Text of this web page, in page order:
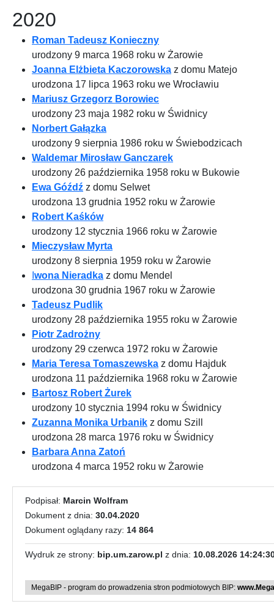
2020
Roman Tadeusz Konieczny
urodzony 9 marca 1968 roku w Żarowie
Joanna Elżbieta Kaczorowska z domu Matejo
urodzona 17 lipca 1963 roku we Wrocławiu
Mariusz Grzegorz Borowiec
urodzony 23 maja 1982 roku w Świdnicy
Norbert Gałązka
urodzony 9 sierpnia 1986 roku w Świebodzicach
Waldemar Mirosław Ganczarek
urodzony 26 października 1958 roku w Bukowie
Ewa Góźdź z domu Selwet
urodzona 13 grudnia 1952 roku w Żarowie
Robert Kaśków
urodzony 12 stycznia 1966 roku w Żarowie
Mieczysław Myrta
urodzony 8 sierpnia 1959 roku w Żarowie
wona Nieradka z domu Mendel
urodzona 30 grudnia 1967 roku w Żarowie
Tadeusz Pudlik
urodzony 28 października 1955 roku w Żarowie
Piotr Zadrożny
urodzony 29 czerwca 1972 roku w Żarowie
Maria Teresa Tomaszewska z domu Hajduk
urodzona 11 października 1968 roku w Żarowie
Bartosz Robert Żurek
urodzony 10 stycznia 1994 roku w Świdnicy
Zuzanna Monika Urbanik z domu Szill
urodzona 28 marca 1976 roku w Świdnicy
Barbara Anna Zatoń
urodzona 4 marca 1952 roku w Żarowie
Podpisał: Marcin Wolfram
Dokument z dnia: 30.04.2020
Dokument oglądany razy: 14 864
Wydruk ze strony: bip.um.zarow.pl z dnia: 10.08.2026
MegaBIP - program do prowadzenia stron podmiotowych BIP: